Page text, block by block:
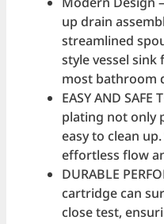
up drain
streamlined
style vessel
most bathroom
EASY AND
plating not only
easy to clean
effortless flow
DURABLE
cartridge can
close test,